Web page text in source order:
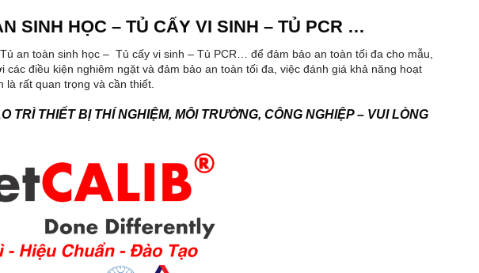
SINH HỌC – TỦ CẤY VI SINH – TỦ PCR …
an toàn sinh học – Tủ cấy vi sinh – Tủ PCR… để đảm bảo an toàn tối đa cho mẫu,
điều kiện nghiêm ngặt và đảm bảo an toàn tối đa, việc đánh giá khả năng hoạt
rất quan trọng và cần thiết.
THIẾT BỊ THÍ NGHIỆM, MÔI TRƯỜNG, CÔNG NGHIỆP – VUI LÒNG